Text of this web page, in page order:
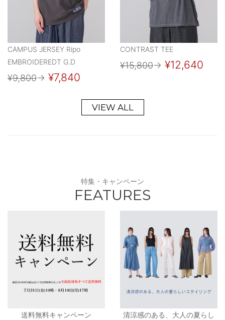
CAMPUS JERSEY Ripo
EMBROIDEREDT G.D
¥9,800→ ¥7,840
CONTRAST TEE
¥15,800→ ¥12,640
VIEW ALL
特集・キャンペーン
FEATURES
送料無料キャンペーン
清涼感のある、大人の夏らし